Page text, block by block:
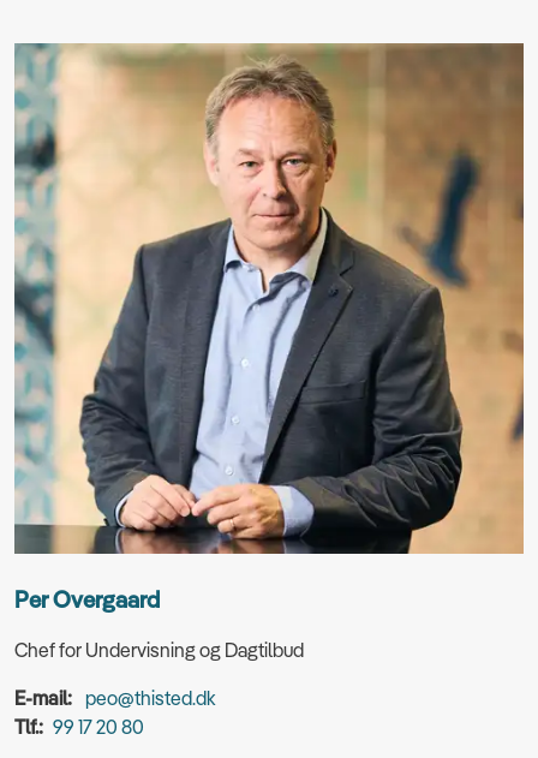
Per Overgaard
Chef for Undervisning og Dagtilbud
E-mail: peo@thisted.dk
Tlf.: 99 17 20 80